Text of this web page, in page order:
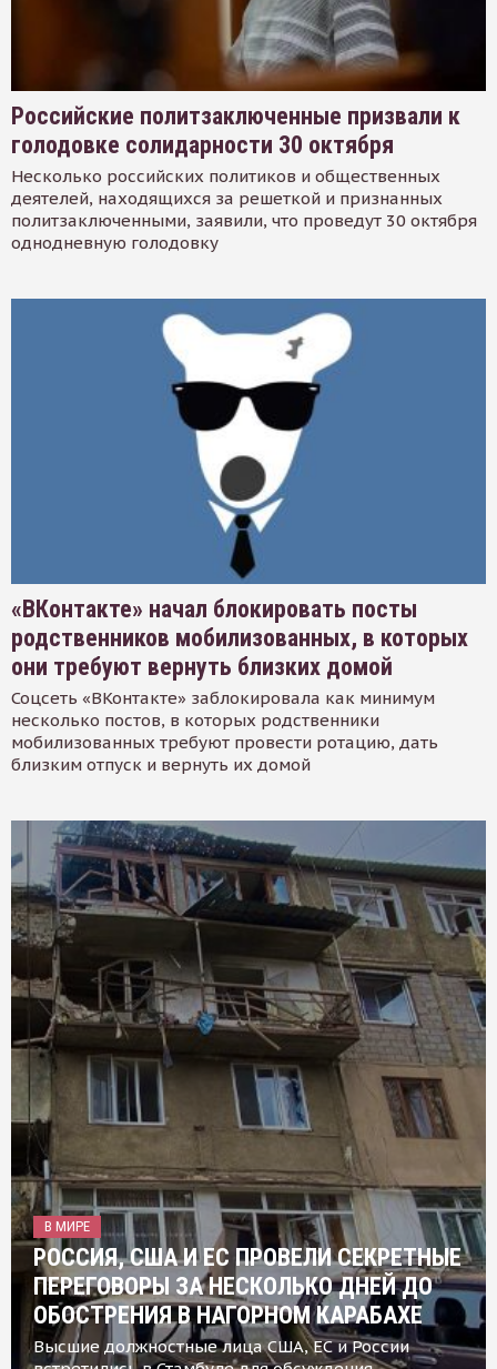
Российские политзаключенные призвали к
голодовке солидарности 30 октября
Несколько российских политиков и общественных
деятелей, находящихся за решеткой и признанных
политзаключенными, заявили, что проведут 30 октября
однодневную голодовку
«ВКонтакте» начал блокировать посты
родственников мобилизованных, в которых
они требуют вернуть близких домой
Соцсеть «ВКонтакте» заблокировала как минимум
несколько постов, в которых родственники
мобилизованных требуют провести ротацию, дать
близким отпуск и вернуть их домой
В МИРЕ
РОССИЯ, США И ЕС ПРОВЕЛИ СЕКРЕТНЫЕ
ПЕРЕГОВОРЫ ЗА НЕСКОЛЬКО ДНЕЙ ДО
ОБОСТРЕНИЯ В НАГОРНОМ КАРАБАХЕ
Высшие должностные лица США, ЕС и России